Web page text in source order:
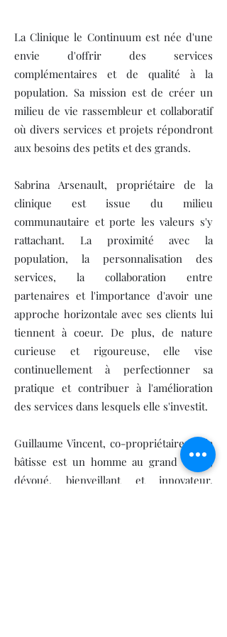
La Clinique le Continuum est née d'une
envie d'offrir des services
complémentaires et de qualité à la
population. Sa mission est de créer un
milieu de vie rassembleur et collaboratif
où divers services et projets répondront
aux besoins des petits et des grands.
Sabrina Arsenault, propriétaire de la
clinique est issue du milieu
communautaire et porte les valeurs s'y
rattachant. La proximité avec la
population, la personnalisation des
services, la collaboration entre
partenaires et l'importance d'avoir une
approche horizontale avec ses clients lui
tiennent à coeur. De plus, de nature
curieuse et rigoureuse, elle vise
continuellement à perfectionner sa
pratique et contribuer à l'amélioration
des services dans lesquels elle s'investit.
Guillaume Vincent, co-propriétaire de la
bâtisse est un homme au grand coeur,
dévoué, bienveillant et innovateur.